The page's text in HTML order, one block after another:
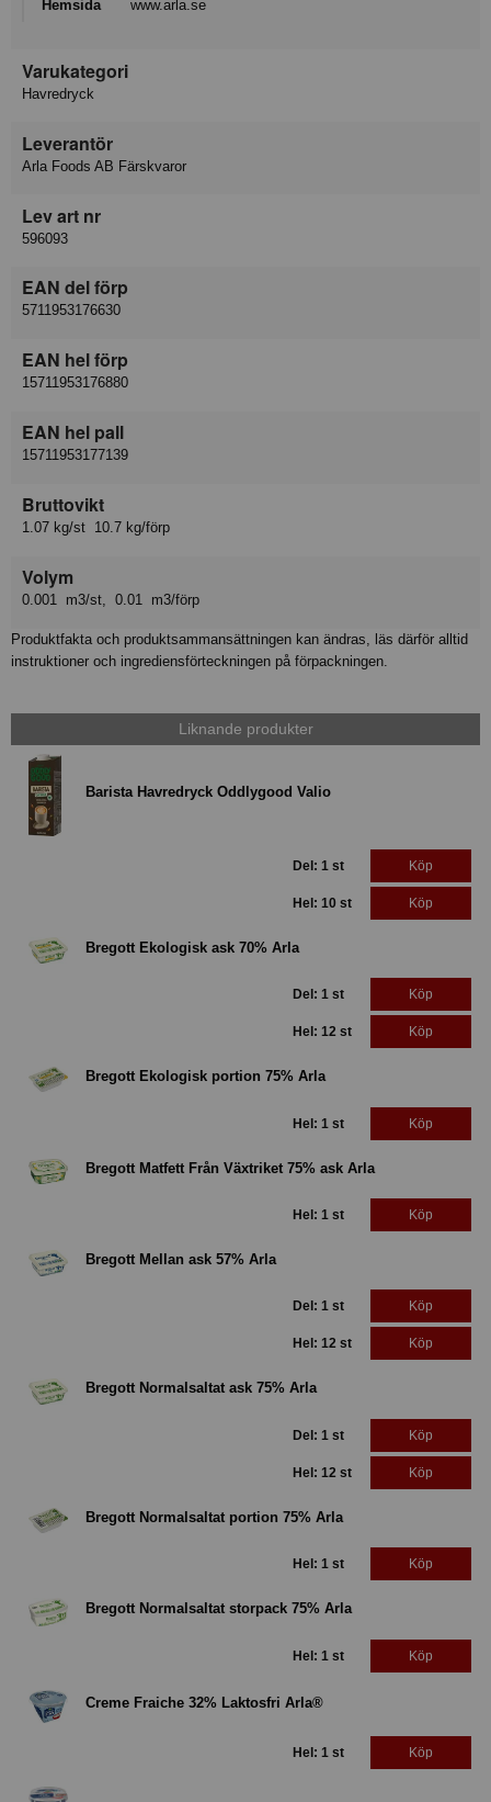
Hemsida www.arla.se
Varukategori
Havredryck
Leverantör
Arla Foods AB Färskvaror
Lev art nr
596093
EAN del förp
5711953176630
EAN hel förp
15711953176880
EAN hel pall
15711953177139
Bruttovikt
1.07 kg/st 10.7 kg/förp
Volym
0.001 m3/st, 0.01 m3/förp
Produktfakta och produktsammansättningen kan ändras, läs därför alltid
instruktioner och ingrediensförteckningen på förpackningen.
Liknande produkter
Barista Havredryck Oddlygood Valio
Del: 1 st Köp
Hel: 10 st Köp
Bregott Ekologisk ask 70% Arla
Del: 1 st Köp
Hel: 12 st Köp
Bregott Ekologisk portion 75% Arla
Hel: 1 st Köp
Bregott Matfett Från Växtriket 75% ask Arla
Hel: 1 st Köp
Bregott Mellan ask 57% Arla
Del: 1 st Köp
Hel: 12 st Köp
Bregott Normalsaltat ask 75% Arla
Del: 1 st Köp
Hel: 12 st Köp
Bregott Normalsaltat portion 75% Arla
Hel: 1 st Köp
Bregott Normalsaltat storpack 75% Arla
Hel: 1 st Köp
Creme Fraiche 32% Laktosfri Arla®
Hel: 1 st Köp